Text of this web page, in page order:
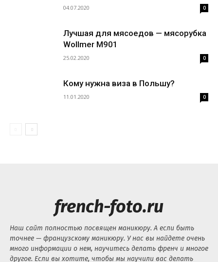
04.07.2020 0
Лучшая для мясоедов — мясорубка
Wollmer M901
25.02.2020 0
Кому нужна виза в Польшу?
11.01.2020 0
french-foto.ru
Наш сайт полностью посвящен маникюру. А если быть
точнее — французскому маникюру. У нас вы найдете очень
много информации о нем, научитесь делать френч и многое
другое. Если вы хотите, чтобы мы научили вас делать